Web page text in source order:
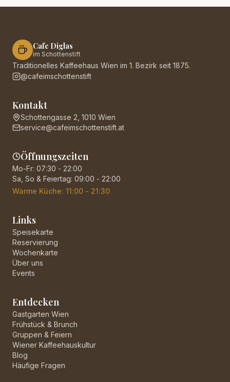
Cafe Diglas
im Schottenstift
Traditionelles Kaffeehaus Wien im 1. Bezirk seit 1875.
@cafeimschottenstift
Kontakt
Schottengasse 2, 1010 Wien
service@cafeimschottenstift.at
Öffnungszeiten
Mo-Fr: 07:30 - 22:00
Sa, So & Feiertag: 09:00 - 22:00
Warme Küche: 11:00 - 21:30
Links
Speisekarte
Reservierung
Wochenkarte
Über uns
Events
Entdecken
Gastgarten Wien
Frühstück & Brunch
Gruppen & Feiern
Wiener Kaffeehauskultur
Blog
Häufige Fragen